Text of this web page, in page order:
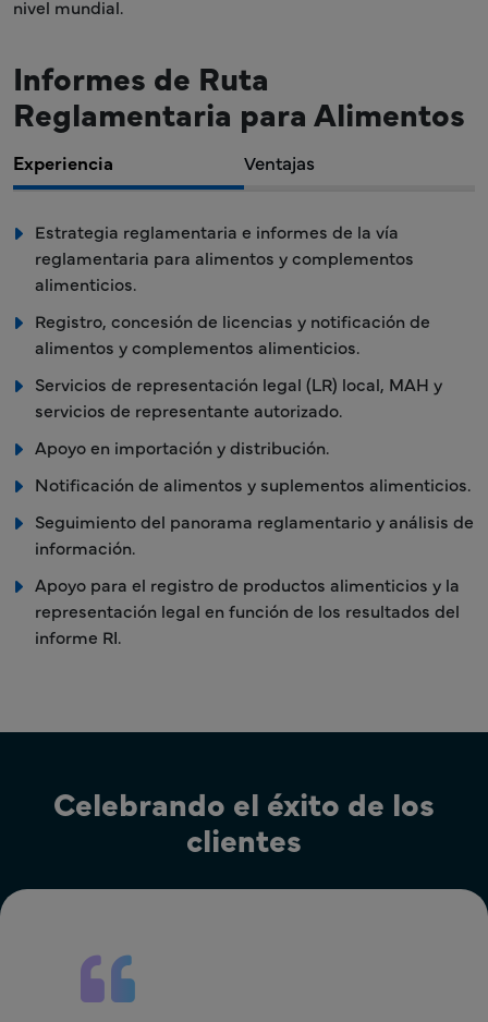
nivel mundial.
Informes de Ruta
Reglamentaria para Alimentos
Experiencia Ventajas
Estrategia reglamentaria e informes de la vía
reglamentaria para alimentos y complementos
alimenticios.
Registro, concesión de licencias y notificación de
alimentos y complementos alimenticios.
Servicios de representación legal (LR) local, MAH y
servicios de representante autorizado.
Apoyo en importación y distribución.
Notificación de alimentos y suplementos alimenticios.
Seguimiento del panorama reglamentario y análisis de
información.
Apoyo para el registro de productos alimenticios y la
representación legal en función de los resultados del
informe RI.
Celebrando el éxito de los
clientes